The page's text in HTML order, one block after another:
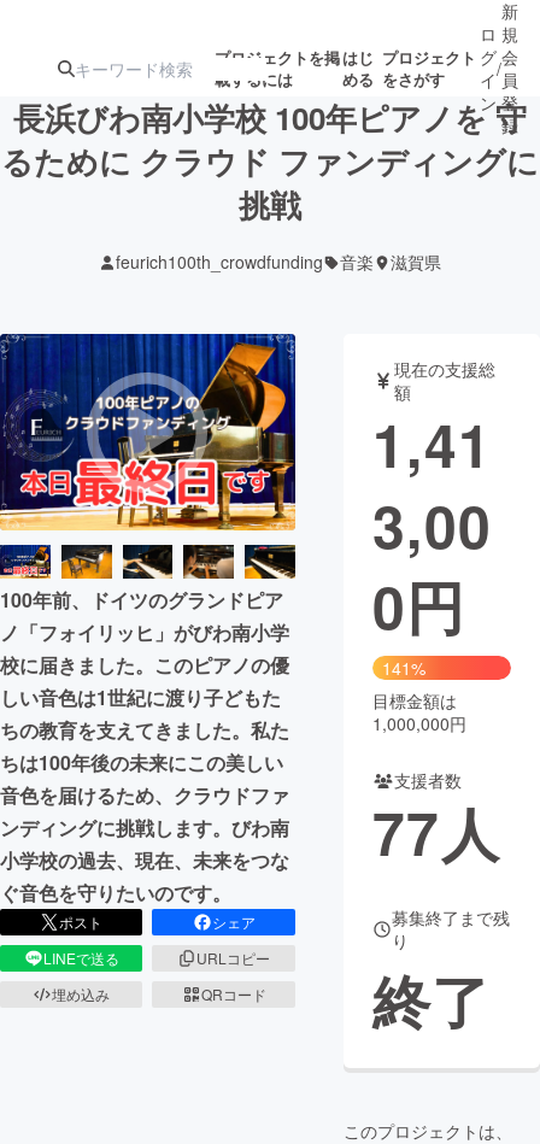
プロジェクトを掲
載するには
はじ
める
プロジェクト
をさがす
注目の新着プロ募集終了が近いプ
テクノロジー・ガジェット
映像・映画 書籍・雑誌
ビジネス・起業 チャレンジ
まちづくり・地域活性化
CAMPFIRE for Social Good
CAMPFIRE Creation
CAMPFIREふるさと納税machi-ya コミュニティ
ロ
グ
イ
ン
/
新
規
会
員
登
録
長浜びわ南小学校 100年ピアノを 守
るために クラウド ファンディングに
挑戦
feurich100th_crowdfunding 音楽 滋賀県
100年前、ドイツのグランドピア
ノ「フォイリッヒ」がびわ南小学
校に届きました。このピアノの優
しい音色は1世紀に渡り子どもた
ちの教育を支えてきました。私た
ちは100年後の未来にこの美しい
音色を届けるため、クラウドファ
ンディングに挑戦します。びわ南
小学校の過去、現在、未来をつな
ぐ音色を守りたいのです。
ポスト
シェア
LINEで送る
URLコピー
埋め込み
QRコード
現在の支援総
額
1,41
3,00
0円
141%
目標金額は
1,000,000円
支援者数
77人
募集終了まで残
り
終了
このプロジェクトは、